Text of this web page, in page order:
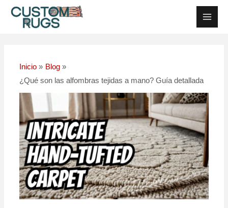
Inicio
Blog
¿Qué son las alfombras tejidas a mano? Guía detallada
Navegación
posterior